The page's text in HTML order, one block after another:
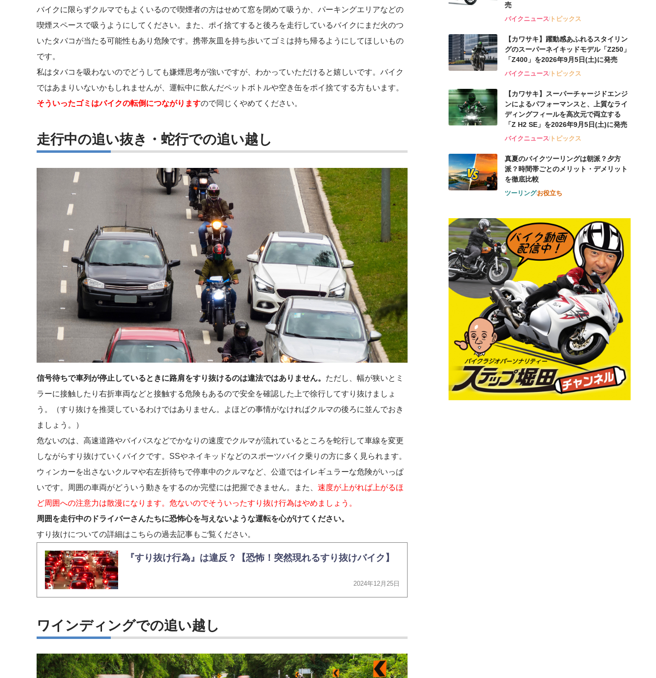
バイクに限らずクルマでもよくいるので喫煙者の方はせめて窓を閉めて吸うか、パーキングエリアなどの
喫煙スペースで吸うようにしてください。また、ポイ捨てすると後ろを走行しているバイクにまだ火のつ
いたタバコが当たる可能性もあり危険です。携帯灰皿を持ち歩いてゴミは持ち帰るようにしてほしいもの
です。
私はタバコを吸わないのでどうしても嫌煙思考が強いですが、わかっていただけると嬉しいです。バイク
ではあまりいないかもしれませんが、運転中に飲んだペットボトルや空き缶をポイ捨てする方もいます。
そういったゴミはバイクの転倒につながりますので同じくやめてください。
走行中の追い抜き・蛇行での追い越し
信号待ちで車列が停止しているときに路肩をすり抜けるのは違法ではありません。 ただし、幅が狭いとミ
ラーに接触したり右折車両などと接触する危険もあるので安全を確認した上で徐行してすり抜けましょ
う。（すり抜けを推奨しているわけではありません。よほどの事情がなければクルマの後ろに並んでおき
ましょう。）
危ないのは、高速道路やバイパスなどでかなりの速度でクルマが流れているところを蛇行して車線を変更
しながらすり抜けていくバイクです。SSやネイキッドなどのスポーツバイク乗りの方に多く見られます。
ウィンカーを出さないクルマや右左折待ちで停車中のクルマなど、公道ではイレギュラーな危険がいっぱ
いです。周囲の車両がどういう動きをするのか完璧には把握できません。また、速度が上がれば上がるほ
ど周囲への注意力は散漫になります。危ないのでそういったすり抜け行為はやめましょう。
周囲を走行中のドライバーさんたちに恐怖心を与えないような運転を心がけてください。
すり抜けについての詳細はこちらの過去記事もご覧ください。
『すり抜け行為』は違反？【恐怖！突然現れるすり抜けバイク】
2024年12月25日
ワインディングでの追い越し
売
バイクニューストピックス
【カワサキ】躍動感あふれるスタイリン
グのスーパーネイキッドモデル「Z250」
「Z400」を2026年9月5日(土)に発売
バイクニューストピックス
【カワサキ】スーパーチャージドエンジ
ンによるパフォーマンスと、上質なライ
ディングフィールを高次元で両立する
「Z H2 SE」を2026年9月5日(土)に発売
バイクニューストピックス
真夏のバイクツーリングは朝派？夕方
派？時間帯ごとのメリット・デメリット
を徹底比較
ツーリングお役立ち